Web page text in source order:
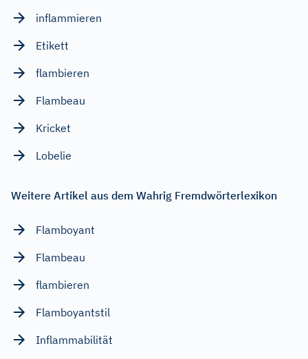
inflammieren
Etikett
flambieren
Flambeau
Kricket
Lobelie
Weitere Artikel aus dem Wahrig Fremdwörterlexikon
Flamboyant
Flambeau
flambieren
Flamboyantstil
Inflammabilität